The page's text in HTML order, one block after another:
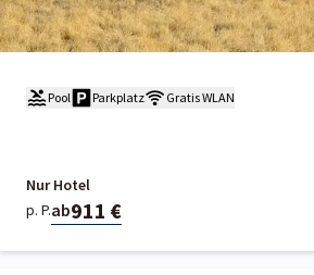
Pool Parkplatz Gratis WLAN
Nur Hotel
p. P.ab911 €